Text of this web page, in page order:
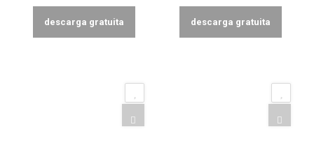
descarga gratuita descarga gratuita